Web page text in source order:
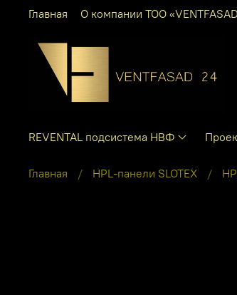
Главная О компании ТОО
REVENTAL подсистема НВФ
Главная HPL-панели SLOTEX